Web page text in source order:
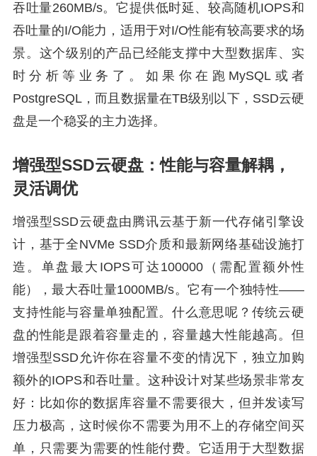
吞吐量260MB/s。它提供低时延、较高随机IOPS和
吞吐量的I/O能力，适用于对I/O性能有较高要求的场
景。这个级别的产品已经能支撑中大型数据库、实
时分析等业务了。如果你在跑MySQL或者
PostgreSQL，而且数据量在TB级别以下，SSD云硬
盘是一个稳妥的主力选择。
增强型SSD云硬盘：性能与容量解耦，
灵活调优
增强型SSD云硬盘由腾讯云基于新一代存储引擎设
计，基于全NVMe SSD介质和最新网络基础设施打
造。单盘最大IOPS可达100000（需配置额外性
能），最大吞吐量1000MB/s。它有一个独特性——
支持性能与容量单独配置。什么意思呢？传统云硬
盘的性能是跟着容量走的，容量越大性能越高。但
增强型SSD允许你在容量不变的情况下，独立加购
额外的IOPS和吞吐量。这种设计对某些场景非常友
好：比如你的数据库容量不需要很大，但并发读写
压力极高，这时候你不需要为用不上的存储空间买
单，只需要为需要的性能付费。它适用于大型数据